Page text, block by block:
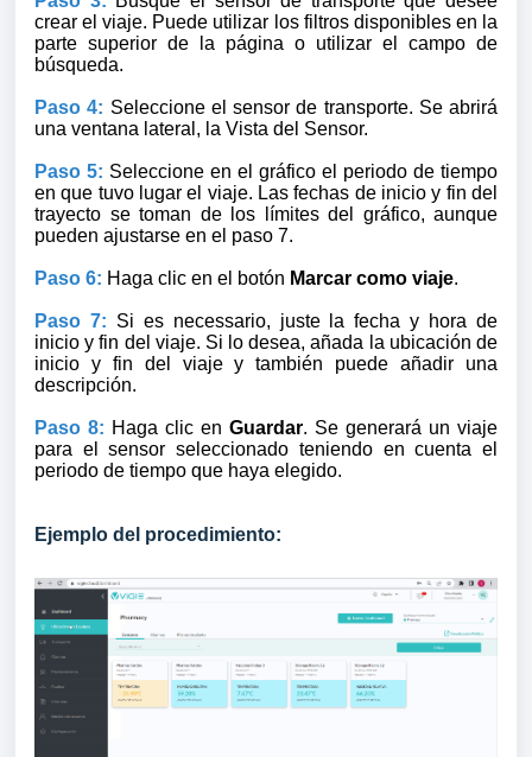
crear el viaje. Puede utilizar los filtros disponibles en la
parte superior de la página o utilizar el campo de
búsqueda.
Paso 4: Seleccione el sensor de transporte. Se abrirá
una ventana lateral, la Vista del Sensor.
Paso 5: Seleccione en el gráfico el periodo de tiempo
en que tuvo lugar el viaje. Las fechas de inicio y fin del
trayecto se toman de los límites del gráfico, aunque
pueden ajustarse en el paso 7.
Paso 6: Haga clic en el botón Marcar como viaje.
Paso 7: Si es necessario, juste la fecha y hora de
inicio y fin del viaje. Si lo desea, añada la ubicación de
inicio y fin del viaje y también puede añadir una
descripción.
Paso 8: Haga clic en Guardar. Se generará un viaje
para el sensor seleccionado teniendo en cuenta el
periodo de tiempo que haya elegido.
Ejemplo del procedimiento: